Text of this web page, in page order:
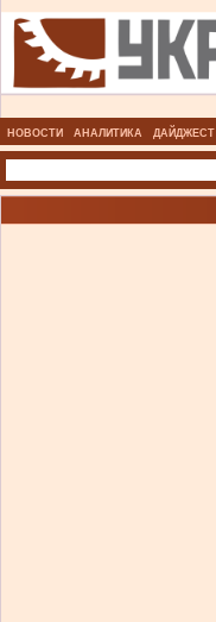
НОВОСТИ АНАЛИТИКА ДАЙДЖЕСТ